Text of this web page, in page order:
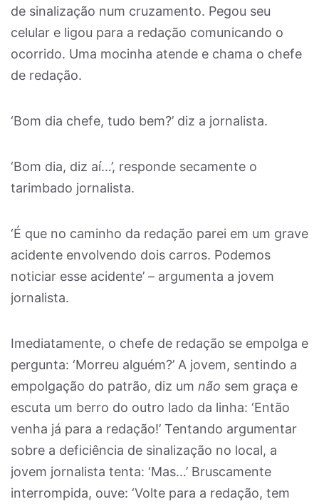
de sinalização num cruzamento. Pegou seu
celular e ligou para a redação comunicando o
ocorrido. Uma mocinha atende e chama o chefe
de redação.
‘Bom dia chefe, tudo bem?’ diz a jornalista.
‘Bom dia, diz aí…’, responde secamente o
tarimbado jornalista.
‘É que no caminho da redação parei em um grave
acidente envolvendo dois carros. Podemos
noticiar esse acidente’ – argumenta a jovem
jornalista.
Imediatamente, o chefe de redação se empolga e
pergunta: ‘Morreu alguém?’ A jovem, sentindo a
empolgação do patrão, diz um não sem graça e
escuta um berro do outro lado da linha: ‘Então
venha já para a redação!’ Tentando argumentar
sobre a deficiência de sinalização no local, a
jovem jornalista tenta: ‘Mas…’ Bruscamente
interrompida, ouve: ‘Volte para a redação, tem